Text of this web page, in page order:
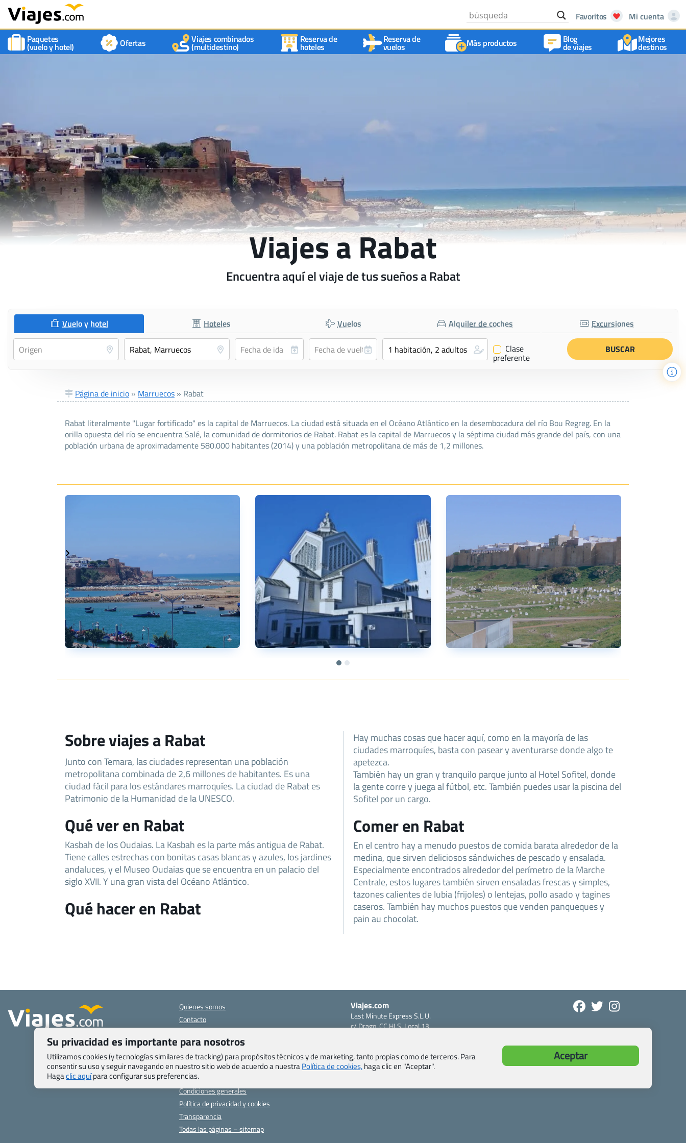
Favoritos
Mi cuenta
Paquetes
(vuelo y hotel) Ofertas Viajes combinados
(multidestino)
Reserva de
hoteles
Reserva de
vuelos Más productos Blog
de viajes
Mejores
destinos
Viajes a Rabat
Encuentra aquí el viaje de tus sueños a Rabat
Vuelo y hotel Hoteles Vuelos Alquiler de coches Excursiones
✔ Clase
preferente
Página de inicio » Marruecos » Rabat
Rabat literalmente "Lugar fortificado" es la capital de Marruecos. La ciudad está situada en el Océano Atlántico en la desembocadura del río Bou Regreg. En la
orilla opuesta del río se encuentra Salé, la comunidad de dormitorios de Rabat. Rabat es la capital de Marruecos y la séptima ciudad más grande del país, con una
población urbana de aproximadamente 580.000 habitantes (2014) y una población metropolitana de más de 1,2 millones.
Sobre viajes a Rabat
Junto con Temara, las ciudades representan una población
metropolitana combinada de 2,6 millones de habitantes. Es una
ciudad fácil para los estándares marroquíes. La ciudad de Rabat es
Patrimonio de la Humanidad de la UNESCO.
Qué ver en Rabat
Kasbah de los Oudaias. La Kasbah es la parte más antigua de Rabat.
Tiene calles estrechas con bonitas casas blancas y azules, los jardines
andaluces, y el Museo Oudaias que se encuentra en un palacio del
siglo XVII. Y una gran vista del Océano Atlántico.
Qué hacer en Rabat
Hay muchas cosas que hacer aquí, como en la mayoría de las
ciudades marroquíes, basta con pasear y aventurarse donde algo te
apetezca.
También hay un gran y tranquilo parque junto al Hotel Sofitel, donde
la gente corre y juega al fútbol, etc. También puedes usar la piscina del
Sofitel por un cargo.
Comer en Rabat
En el centro hay a menudo puestos de comida barata alrededor de la
medina, que sirven deliciosos sándwiches de pescado y ensalada.
Especialmente encontrados alrededor del perímetro de la Marche
Centrale, estos lugares también sirven ensaladas frescas y simples,
tazones calientes de lubia (frijoles) o lentejas, pollo asado y tagines
caseros. También hay muchos puestos que venden panqueques y
pain au chocolat.
Quienes somos
Contacto
específicas
Blog de Viajes.com
Registro de agencias
Preguntas frecuentes
Condiciones generales
Política de privacidad y cookies
Transparencia
Todas las páginas – sitemap
Viajes.com
Last Minute Express S.L.U.
c/ Drago, CC HLS, Local 13
CIF: B76740091
Tfno: +34 922-97-17-27
Su privacidad es importante para nosotros
Utilizamos cookies (y tecnologías similares de tracking) para propósitos técnicos y de marketing, tanto propias como de terceros. Para
consentir su uso y seguir navegando en nuestro sitio web de acuerdo a nuestraPolítica de cookies,haga clic en "Aceptar".
Hagaclic aquípara configurar sus preferencias.
Aceptar